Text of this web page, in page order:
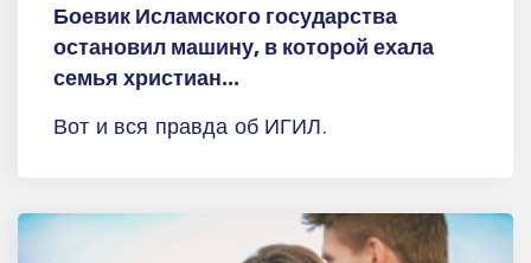
Боевик Исламского государства
остановил машину, в которой ехала
семья христиан...
Вот и вся правда об ИГИЛ.